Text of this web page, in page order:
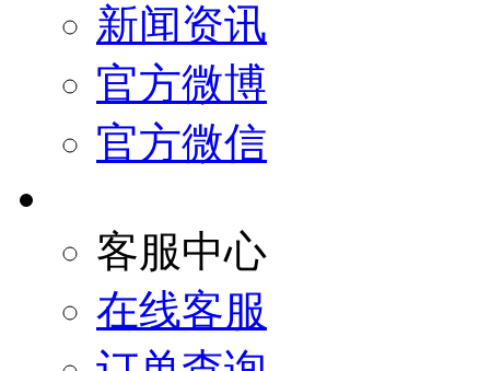
新闻资讯
官方微博
官方微信
客服中心
在线客服